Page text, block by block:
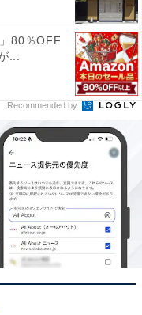
80％OFF
...
Recommended by